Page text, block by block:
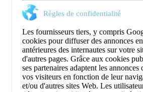
Règles de confidentialité
Les fournisseurs tiers, y compris
cookies pour diffuser des annonces
antérieures des internautes sur votre
d'autres pages. Grâce aux cookies
ses partenaires adaptent les annonces
vos visiteurs en fonction de leur
et/ou d'autres sites Web. Les